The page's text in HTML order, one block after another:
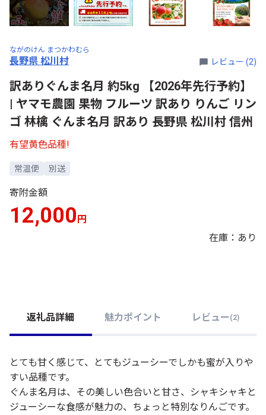
ながのけん まつかわむら
長野県 松川村 レビュー (2)
訳ありぐんま名月 約5kg 【2026年先行予約】
| ヤマモ農園 果物 フルーツ 訳あり りんご リン
ゴ 林檎 ぐんま名月 訳あり 長野県 松川村 信州
有望黄色品種!
常温便 別送
寄附金額
12,000 円
在庫：あり
返礼品詳細 魅力ポイント レビュー (2)
とても甘く感じて、とてもジューシーでしかも蜜が入りや
すい品種です。
ぐんま名月は、その美しい色合いと甘さ、シャキシャキと
ジューシーな食感が魅力の、ちょっと特別なりんごです。